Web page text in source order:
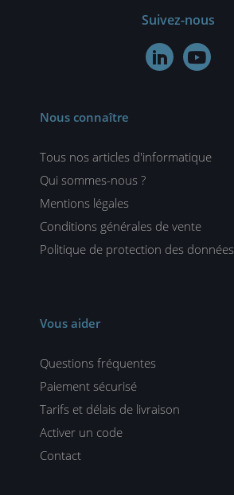
Suivez-nous
 
Nous connaître
Tous nos articles d'informatique
Qui sommes-nous ?
Mentions légales
Conditions générales de vente
Politique de protection des données
Vous aider
Questions fréquentes
Paiement sécurisé
Tarifs et délais de livraison
Activer un code
Contact